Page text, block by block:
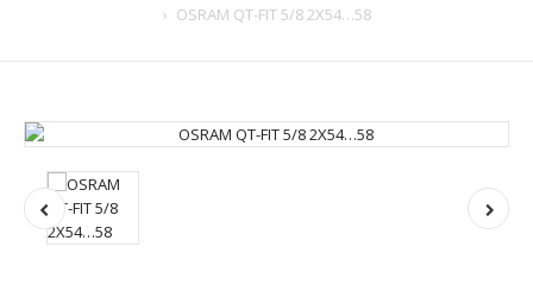
OSRAM QT-FIT 5/8 2X54…58